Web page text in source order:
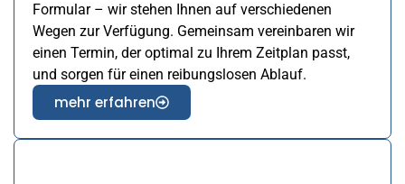
Formular – wir stehen Ihnen auf verschiedenen
Wegen zur Verfügung. Gemeinsam vereinbaren wir
einen Termin, der optimal zu Ihrem Zeitplan passt,
und sorgen für einen reibungslosen Ablauf.
mehr erfahren